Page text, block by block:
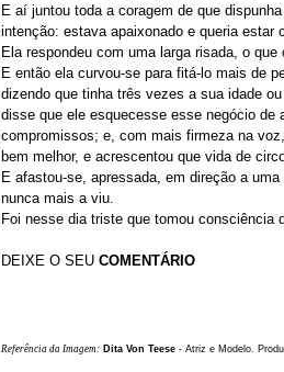
E aí juntou toda a coragem de que
intenção: estava apaixonado e queria estar
Ela respondeu com uma larga risada, o
E então ela curvou-se para fitá-lo mais de
dizendo que tinha três vezes a sua idade
disse que ele esquecesse esse negócio de
compromissos; e, com mais firmeza na
bem melhor, e acrescentou que vida de
E afastou-se, apressada, em direção a
nunca mais a viu.
Foi nesse dia triste que tomou consciência
DEIXE O SEU COMENTÁRIO
Referência da Imagem: Dita Von Teese - Atriz e Modelo.